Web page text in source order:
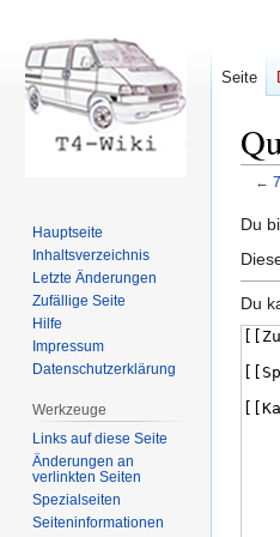
←
Zur
Zur
Suche
Du
Du
Seite
Hauptseite
Inhaltsverzeichnis
Letzte Änderungen
Zufällige Seite
Hilfe
Impressum
Datenschutzerklärung
Werkzeuge
Links auf diese Seite
Änderungen an
verlinkten Seiten
Spezialseiten
Seiten­informationen